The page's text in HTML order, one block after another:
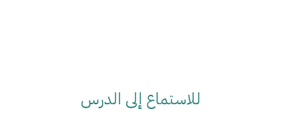
للاستماع إلى الدرس